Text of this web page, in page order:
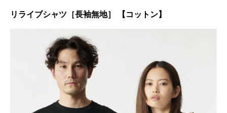
リライブシャツ［長袖無地］ 【コットン】